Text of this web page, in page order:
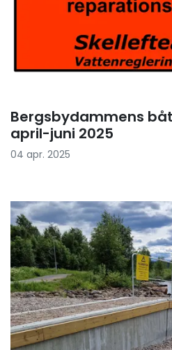
Bergsbydammens
april-juni 2025
04 apr. 2025